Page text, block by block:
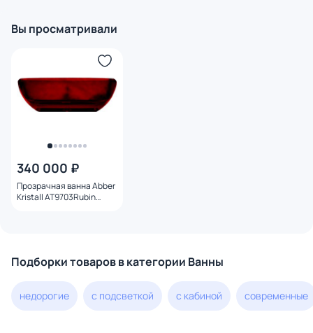
Вы просматривали
340 000 ₽
Прозрачная ванна Abber
Kristall AT9703Rubin
Подборки товаров в категории Ванны
недорогие с подсветкой с кабиной современные